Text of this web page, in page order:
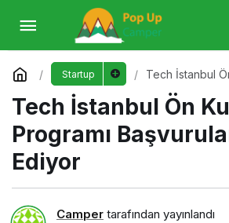
Startup
Tech İstanbul
Tech İstanbul Ön
Programı
Ediyor
Camper tarafından yayınlandı
Tech İstanbul Ön Kuluçka
Başvuruları Devam Ediyor
Yorum Yap